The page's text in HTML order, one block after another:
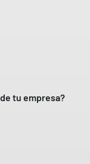
tu empresa?